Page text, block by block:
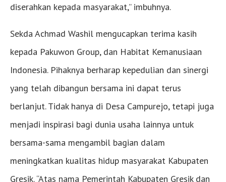
diserahkan kepada masyarakat,” imbuhnya.
Sekda Achmad Washil mengucapkan terima kasih
kepada Pakuwon Group, dan Habitat Kemanusiaan
Indonesia. Pihaknya berharap kepedulian dan sinergi
yang telah dibangun bersama ini dapat terus
berlanjut. Tidak hanya di Desa Campurejo, tetapi juga
menjadi inspirasi bagi dunia usaha lainnya untuk
bersama-sama mengambil bagian dalam
meningkatkan kualitas hidup masyarakat Kabupaten
Gresik. “Atas nama Pemerintah Kabupaten Gresik dan